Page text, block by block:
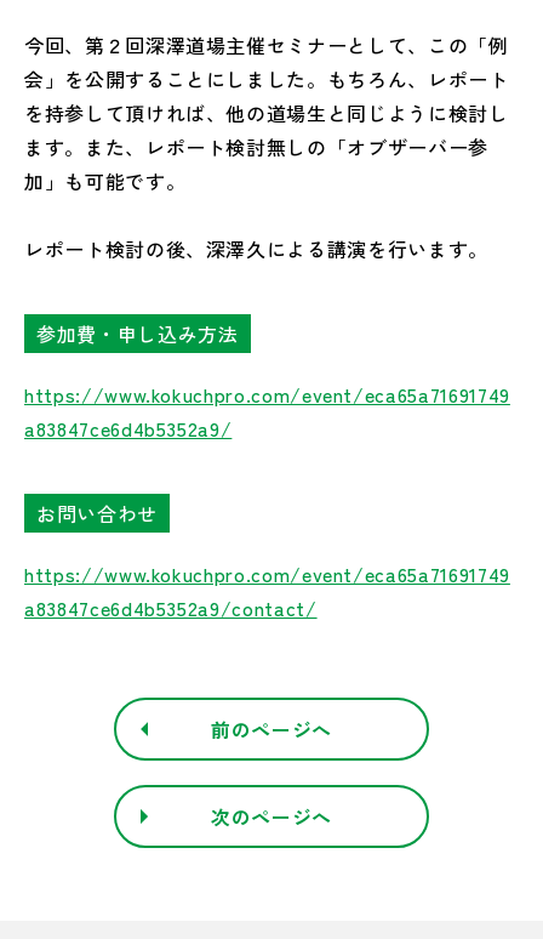
今回、第２回深澤道場主催セミナーとして、この「例
会」を公開することにしました。もちろん、レポート
を持参して頂ければ、他の道場生と同じように検討し
ます。また、レポート検討無しの「オブザーバー参
加」も可能です。
レポート検討の後、深澤久による講演を行います。
参加費・申し込み方法
https://www.kokuchpro.com/event/eca65a71691749
a83847ce6d4b5352a9/
お問い合わせ
https://www.kokuchpro.com/event/eca65a71691749
a83847ce6d4b5352a9/contact/
前のページへ
次のページへ